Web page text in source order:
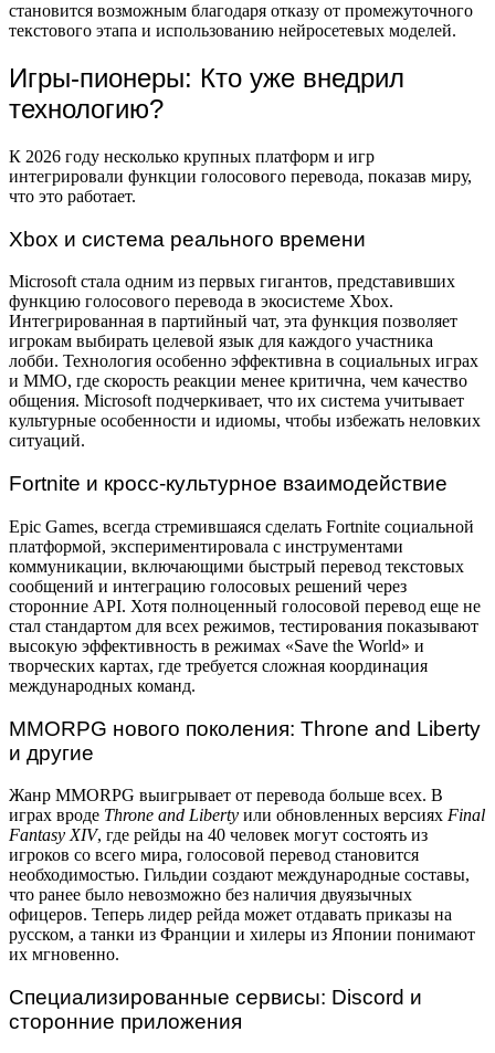
становится возможным благодаря отказу от промежуточного
текстового этапа и использованию нейросетевых моделей.
Игры-пионеры: Кто уже внедрил
технологию?
К 2026 году несколько крупных платформ и игр
интегрировали функции голосового перевода, показав миру,
что это работает.
Xbox и система реального времени
Microsoft стала одним из первых гигантов, представивших
функцию голосового перевода в экосистеме Xbox.
Интегрированная в партийный чат, эта функция позволяет
игрокам выбирать целевой язык для каждого участника
лобби. Технология особенно эффективна в социальных играх
и MMO, где скорость реакции менее критична, чем качество
общения. Microsoft подчеркивает, что их система учитывает
культурные особенности и идиомы, чтобы избежать неловких
ситуаций.
Fortnite и кросс-культурное взаимодействие
Epic Games, всегда стремившаяся сделать Fortnite социальной
платформой, экспериментировала с инструментами
коммуникации, включающими быстрый перевод текстовых
сообщений и интеграцию голосовых решений через
сторонние API. Хотя полноценный голосовой перевод еще не
стал стандартом для всех режимов, тестирования показывают
высокую эффективность в режимах «Save the World» и
творческих картах, где требуется сложная координация
международных команд.
MMORPG нового поколения: Throne and Liberty
и другие
Жанр MMORPG выигрывает от перевода больше всех. В
играх вроде Throne and Liberty или обновленных версиях Final
Fantasy XIV, где рейды на 40 человек могут состоять из
игроков со всего мира, голосовой перевод становится
необходимостью. Гильдии создают международные составы,
что ранее было невозможно без наличия двуязычных
офицеров. Теперь лидер рейда может отдавать приказы на
русском, а танки из Франции и хилеры из Японии понимают
их мгновенно.
Специализированные сервисы: Discord и
сторонние приложения